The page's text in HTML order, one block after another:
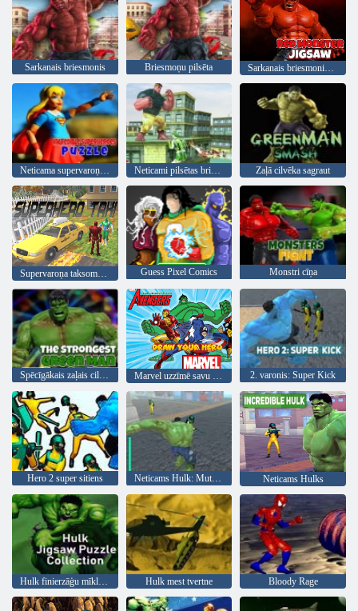
Sarkanais briesmonis Briesmoņu pilsēta Sarkanais briesmonis finierzāģis
Neticama supervaroņu mīkla Neticami pilsētas briesmonis rieciena varoņa izdzīvošana Zaļā cilvēka sagraut
Guess Pixel Comics Monstri cīņa
Spēcīgākais zaļais cilvēks Marvel uzzīmē savu varoni 2. varonis: Super Kick
Hero 2 super sitiens Neticams Hulk: Mutantu spēks Neticams Hulks
Hulk mest tvertne Bloody Rage